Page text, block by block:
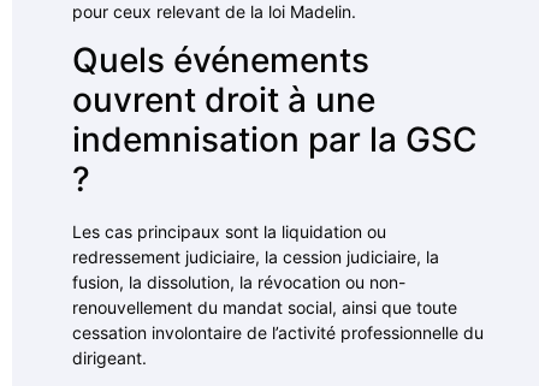
pour ceux relevant de la loi Madelin.
Quels événements
ouvrent droit à une
indemnisation par la GSC
?
Les cas principaux sont la liquidation ou
redressement judiciaire, la cession judiciaire, la
fusion, la dissolution, la révocation ou non-
renouvellement du mandat social, ainsi que toute
cessation involontaire de l’activité professionnelle du
dirigeant.